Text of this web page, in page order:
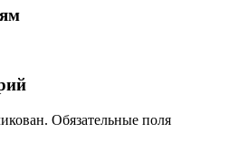
Обязательные поля